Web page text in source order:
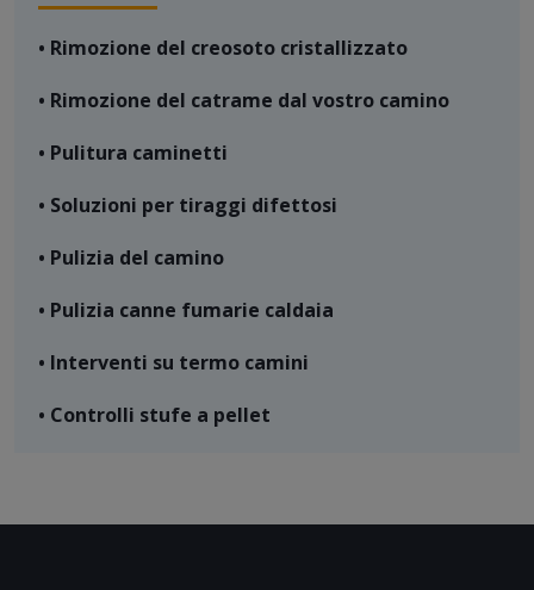
• Rimozione del creosoto cristallizzato
• Rimozione del catrame dal vostro camino
• Pulitura caminetti
• Soluzioni per tiraggi difettosi
• Pulizia del camino
• Pulizia canne fumarie caldaia
• Interventi su termo camini
• Controlli stufe a pellet